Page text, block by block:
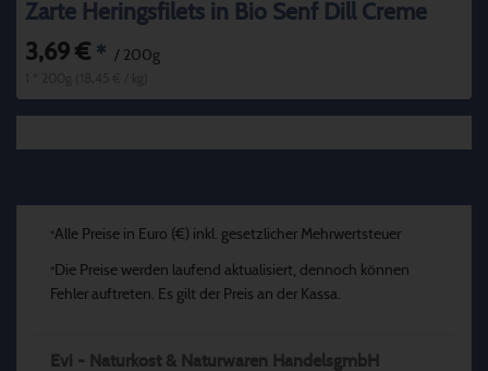
Zarte Heringsfilets in Bio Senf Dill Creme
3,69 € * / 200g
*Alle Preise in Euro (€) inkl. gesetzlicher Mehrwertsteuer
* Die Preise werden laufend aktualisiert, dennoch können
Fehler auftreten. Es gilt der Preis an der Kassa.
Evi - Naturkost & Naturwaren HandelsgmbH